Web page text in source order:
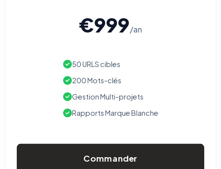
€999/an
50 URLS cibles
200 Mots-clés
Gestion Multi-projets
Rapports Marque Blanche
Commander